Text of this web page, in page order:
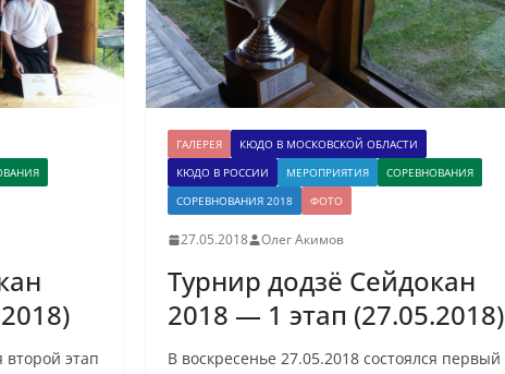
второй этап
ГАЛЕРЕЯ
КЮДО В МОСКОВСКОЙ ОБЛАСТИ
КЮДО В РОССИИ
МЕРОПРИЯТИЯ
СОРЕВНОВАНИЯ
СОРЕВНОВАНИЯ 2018
ФОТО
27.05.2018 Олег Акимов
Турнир додзё Сейдокан
2018 — 1 этап (27.05.2018)
В воскресенье 27.05.2018 состоялся первый